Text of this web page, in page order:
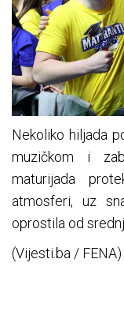
Nekoliko hiljada
muzičkom i
maturijada
atmosferi, uz
oprostila od
(Vijesti.ba / FENA)